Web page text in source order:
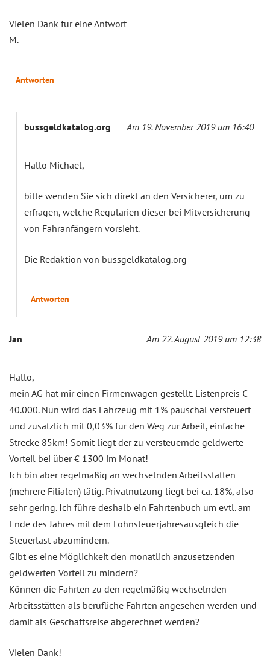
Vielen Dank für eine Antwort
M.
Antworten
bussgeldkatalog.org Am 19. November 2019 um 16:40
Hallo Michael,
bitte wenden Sie sich direkt an den Versicherer, um zu
erfragen, welche Regularien dieser bei Mitversicherung
von Fahranfängern vorsieht.
Die Redaktion von bussgeldkatalog.org
Antworten
Jan Am 22. August 2019 um 12:38
Hallo,
mein AG hat mir einen Firmenwagen gestellt. Listenpreis €
40.000. Nun wird das Fahrzeug mit 1% pauschal versteuert
und zusätzlich mit 0,03% für den Weg zur Arbeit, einfache
Strecke 85km! Somit liegt der zu versteuernde geldwerte
Vorteil bei über € 1300 im Monat!
Ich bin aber regelmäßig an wechselnden Arbeitsstätten
(mehrere Filialen) tätig. Privatnutzung liegt bei ca. 18%, also
sehr gering. Ich führe deshalb ein Fahrtenbuch um evtl. am
Ende des Jahres mit dem Lohnsteuerjahresausgleich die
Steuerlast abzumindern.
Gibt es eine Möglichkeit den monatlich anzusetzenden
geldwerten Vorteil zu mindern?
Können die Fahrten zu den regelmäßig wechselnden
Arbeitsstätten als berufliche Fahrten angesehen werden und
damit als Geschäftsreise abgerechnet werden?
Vielen Dank!